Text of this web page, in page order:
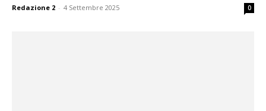
Redazione 2 - 4 Settembre 2025 0